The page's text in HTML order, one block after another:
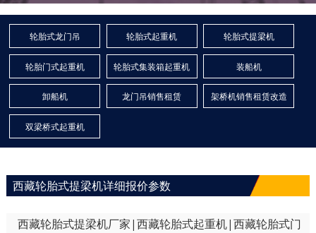
轮胎式龙门吊 轮胎式起重机 轮胎式提梁机
轮胎门式起重机 轮胎式集装箱起重机 装船机
卸船机 龙门吊销售租赁 架桥机销售租赁改造
双梁桥式起重机
西藏轮胎式提梁机详细报价参数
西藏轮胎式提梁机厂家|西藏轮胎式起重机|西藏轮胎式门